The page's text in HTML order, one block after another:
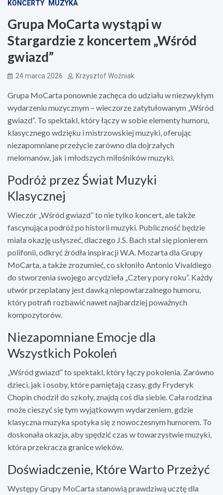
KONCERTY MUZYKA
Grupa MoCarta wystąpi w
Stargardzie z koncertem „Wśród
gwiazd”
24 marca 2026 Krzysztof Woźniak
Grupa MoCarta ponownie zachęca do udziału w niezwykłym
wydarzeniu muzycznym – wieczorze zatytułowanym „Wśród
gwiazd”. To spektakl, który łączy w sobie elementy humoru,
klasycznego wdzięku i mistrzowskiej muzyki, oferując
niezapomniane przeżycie zarówno dla dojrzałych
melomanów, jak i młodszych miłośników muzyki.
Podróż przez Świat Muzyki
Klasycznej
Wieczór „Wśród gwiazd” to nie tylko koncert, ale także
fascynująca podróż po historii muzyki. Publiczność będzie
miała okazję usłyszeć, dlaczego J.S. Bach stał się pionierem
polifonii, odkryć źródła inspiracji W.A. Mozarta dla Grupy
MoCarta, a także zrozumieć, co skłoniło Antonio Vivaldiego
do stworzenia swojego arcydzieła „Cztery pory roku”. Każdy
utwór przeplatany jest dawką niepowtarzalnego humoru,
który potrafi rozbawić nawet najbardziej poważnych
kompozytorów.
Niezapomniane Emocje dla
Wszystkich Pokoleń
„Wśród gwiazd” to spektakl, który łączy pokolenia. Zarówno
dzieci, jak i osoby, które pamiętają czasy, gdy Fryderyk
Chopin chodził do szkoły, znajdą coś dla siebie. Cała rodzina
może cieszyć się tym wyjątkowym wydarzeniem, gdzie
klasyczna muzyka spotyka się z nowoczesnym humorem. To
doskonała okazja, aby spędzić czas w towarzystwie muzyki,
która przekracza granice wieków.
Doświadczenie, Które Warto Przeżyć
Występy Grupy MoCarta stanowią prawdziwą ucztę dla